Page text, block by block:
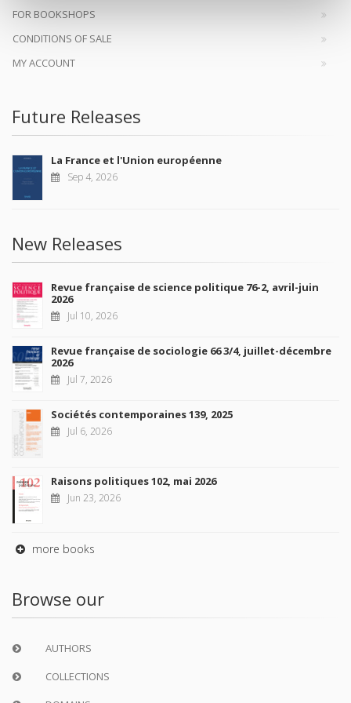
FOR BOOKSHOPS
CONDITIONS OF SALE
MY ACCOUNT
Future Releases
La France et l'Union européenne
Sep 4, 2026
New Releases
Revue française de science politique 76-2, avril-juin
2026
Jul 10, 2026
Revue française de sociologie 66 3/4, juillet-décembre
2026
Jul 7, 2026
Sociétés contemporaines 139, 2025
Jul 6, 2026
Raisons politiques 102, mai 2026
Jun 23, 2026
more books
Browse our
AUTHORS
COLLECTIONS